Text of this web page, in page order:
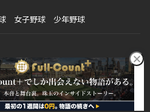
女子野球 少年野球
お問い合わせ 運営会社